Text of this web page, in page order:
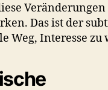
Das ist der
Weg, Interesse zu